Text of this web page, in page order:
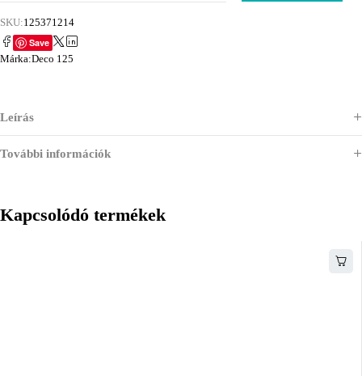
SKU:125371214
Save
Márka:Deco 125
Leírás
További információk
Kapcsolódó termékek